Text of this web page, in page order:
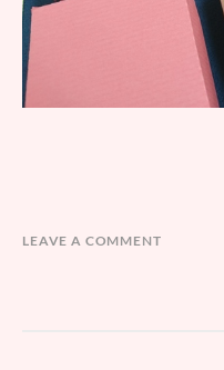
LEAVE A COMMENT